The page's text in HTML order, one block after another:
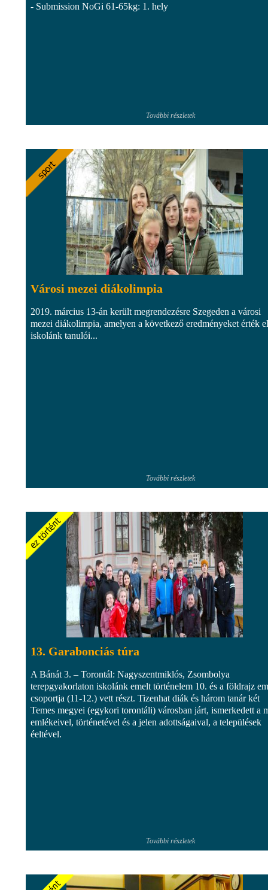
- Submission NoGi 61-65kg: 1. hely
További részletek
Városi mezei diákolimpia
2019. március 13-án került megrendezésre Szegeden a városi
mezei diákolimpia, amelyen a következő eredményeket érték el
iskolánk tanulói...
További részletek
13. Garabonciás túra
A Bánát 3. – Torontál: Nagyszentmiklós, Zsombolya
terepgyakorlaton iskolánk emelt történelem 10. és a földrajz
csoportja (11-12.) vett részt. Tizenhat diák és három tanár két
Temes megyei (egykori torontáli) városban járt, ismerkedett a
emlékeivel, történetével és a jelen adottságaival, a települések
éeltével.
További részletek